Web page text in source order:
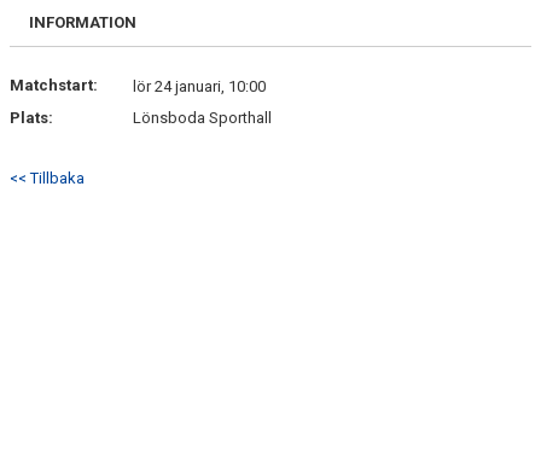
DOKUMENT
INFORMATION
Matchstart:
lör 24 januari, 10:00
Plats:
Lönsboda Sporthall
<< Tillbaka